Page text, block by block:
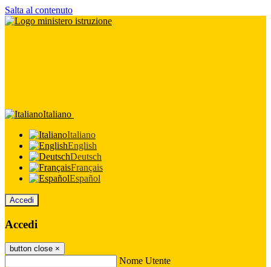
Salta al contenuto
Italiano
Italiano
English
Deutsch
Français
Español
Accedi
Accedi
button close ×
Nome Utente